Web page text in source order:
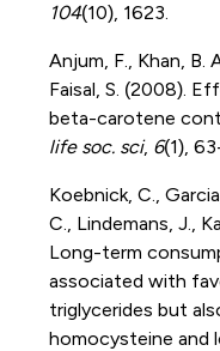
104(10), 1623.
Anjum, F., Khan, B.
Faisal, S. (2008).
beta-carotene
life soc. sci, 6(1),
Koebnick, C.,
C., Lindemans, J.,
Long-term
associated with
triglycerides but
homocysteine and